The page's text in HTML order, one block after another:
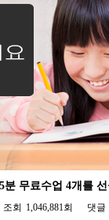
무료수업 4개를
조회 1,046,881회 댓글